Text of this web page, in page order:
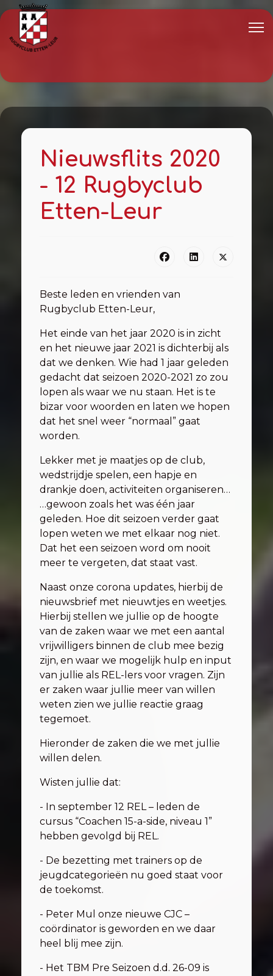
Nieuwsflits 2020
- 12 Rugbyclub
Etten-Leur
Beste leden en vrienden van
Rugbyclub Etten-Leur,
Het einde van het jaar 2020 is in zicht
en het nieuwe jaar 2021 is dichterbij als
dat we denken. Wie had 1 jaar geleden
gedacht dat seizoen 2020-2021 zo zou
lopen als waar we nu staan. Het is te
bizar voor woorden en laten we hopen
dat het snel weer “normaal” gaat
worden.
Lekker met je maatjes op de club,
wedstrijdje spelen, een hapje en
drankje doen, activiteiten organiseren…
…gewoon zoals het was één jaar
geleden. Hoe dit seizoen verder gaat
lopen weten we met elkaar nog niet.
Dat het een seizoen word om nooit
meer te vergeten, dat staat vast.
Naast onze corona updates, hierbij de
nieuwsbrief met nieuwtjes en weetjes.
Hierbij stellen we jullie op de hoogte
van de zaken waar we met een aantal
vrijwilligers binnen de club mee bezig
zijn, en waar we mogelijk hulp en input
van jullie als REL-lers voor vragen. Zijn
er zaken waar jullie meer van willen
weten zien we jullie reactie graag
tegemoet.
Hieronder de zaken die we met jullie
willen delen.
Wisten jullie dat:
- In september 12 REL – leden de
cursus “Coachen 15-a-side, niveau 1”
hebben gevolgd bij REL.
- De bezetting met trainers op de
jeugdcategorieën nu goed staat voor
de toekomst.
- Peter Mul onze nieuwe CJC –
coördinator is geworden en we daar
heel blij mee zijn.
- Het TBM Pre Seizoen d.d. 26-09 is